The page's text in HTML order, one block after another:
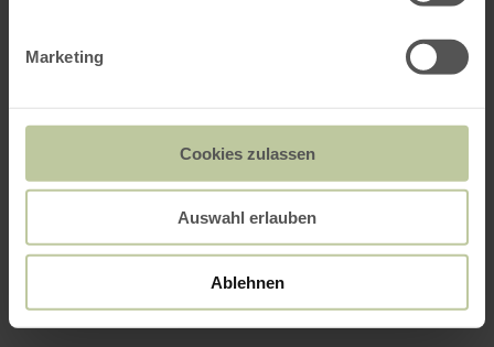
Marketing
Cookies zulassen
Auswahl erlauben
Ablehnen